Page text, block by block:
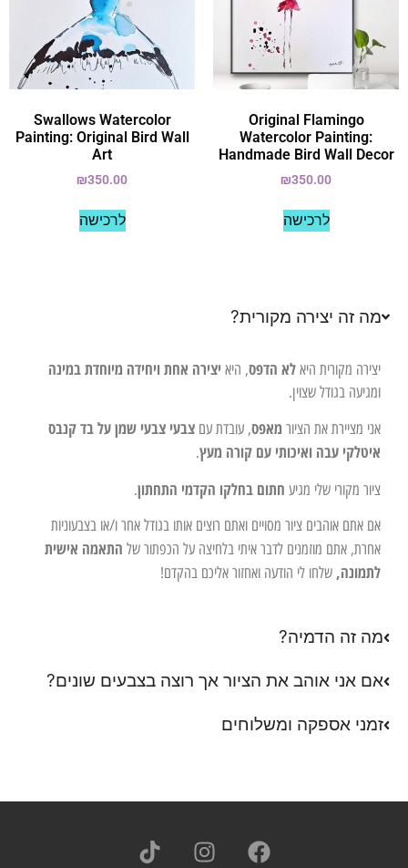
Original Flamingo
Watercolor Painting:
Handmade Bird Wall Decor
₪350.00
לרכישה
Swallows Watercolor
Painting: Original Bird Wall
Art
₪350.00
לרכישה
מה זה יצירה מקורית?
יצירה מקורית היא לא הדפס, היא יצירה אחת ויחידה מיוחדת במינה
ומגיעה בגודל שצוין.
אני מציירת את הציור מאפס, עובדת עם צבעי צבעי שמן על בד קנבס
איטלקי עבה ואיכותי עם קורה מעץ.
ציור מקורי שלי מגיע חתום בחלקו הקדמי התחתון.
אם אתם אוהבים ציור מסויים ואתם רוצים אותו בגודל אחר ו/או בצבעוניות
אחרת, אתם מוזמנים לדבר איתי בלחיצה על הכפתור של התאמה אישית
לתמונה, שלחו לי הודעה ואחזור אליכם בהקדם!
מה זה הדמיה?
אם אני אוהב את הציור אך רוצה בצבעים שונים?
זמני אספקה ומשלוחים